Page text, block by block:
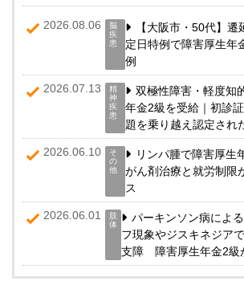
2026.08.06
脳
疾
患
【大阪市・50代】
定日特例で障害厚生年
例
2026.07.13
精
神
疾
患
双極性障害・軽度知
年金2級を受給｜初診
題を乗り越え認定され
2026.06.10
そ
の
他
リンパ腫で障害厚
がん剤治療と就労制限
ス
2026.06.01
肢
体
パーキンソン病によ
フ現象やジスキネジア
支障 障害厚生年金2級